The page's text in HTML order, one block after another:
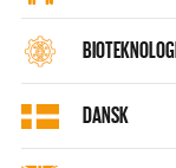
BIOTEKNOLOGI
DANSK